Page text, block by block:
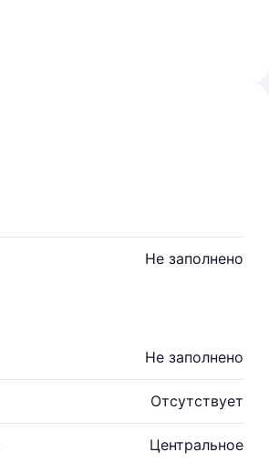
Не заполнено
Не заполнено
Отсутствует
Центральное